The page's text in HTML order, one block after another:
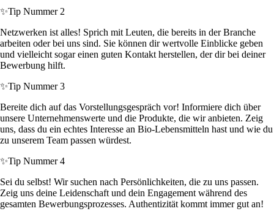
✨Tip Nummer 2
Netzwerken ist alles! Sprich mit Leuten, die bereits in der Branche
arbeiten oder bei uns sind. Sie können dir wertvolle Einblicke geben
und vielleicht sogar einen guten Kontakt herstellen, der dir bei deiner
Bewerbung hilft.
✨Tip Nummer 3
Bereite dich auf das Vorstellungsgespräch vor! Informiere dich über
unsere Unternehmenswerte und die Produkte, die wir anbieten. Zeig
uns, dass du ein echtes Interesse an Bio-Lebensmitteln hast und wie du
zu unserem Team passen würdest.
✨Tip Nummer 4
Sei du selbst! Wir suchen nach Persönlichkeiten, die zu uns passen.
Zeig uns deine Leidenschaft und dein Engagement während des
gesamten Bewerbungsprozesses. Authentizität kommt immer gut an!